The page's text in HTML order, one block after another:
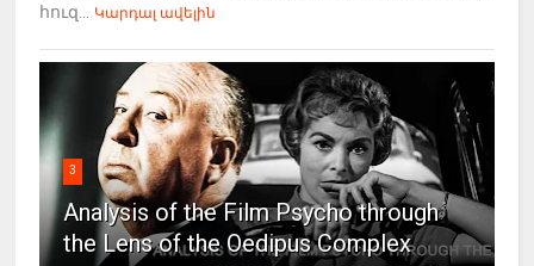
հուզ...
Կարդալ ավելին
3
Analysis of the Film Psycho through
the Lens of the Oedipus Complex